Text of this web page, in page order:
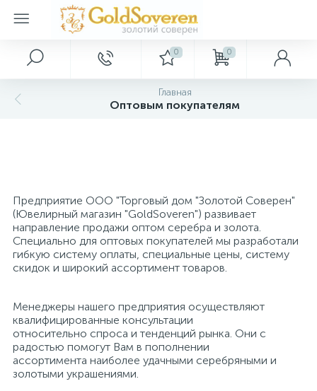
0 0
Главная
Оптовым покупателям
Предприятие ООО "Торговый дом "Золотой Соверен"
(Ювелирный магазин "GoldSoveren") развивает
направление продажи оптом серебра и золота.
Специально для оптовых покупателей мы разработали
гибкую систему оплаты, специальные цены, систему
скидок и широкий ассортимент товаров.
Менеджеры нашего предприятия осуществляют
квалифицированные консультации
относительно спроса и тенденций рынка. Они с
радостью помогут Вам в пополнении
ассортимента наиболее удачными серебряными и
золотыми украшениями.
Серебряные украшения
Серебряные кольца
Серебряные подвески
Серебряные браслеты
Серебряные колье
Серебряные цепочки
Золотые украшения
Золотые аксессуары
Золотые кольца
Золотые колье
Золотые серьги
Золотые цепи
Декор
Сувениры